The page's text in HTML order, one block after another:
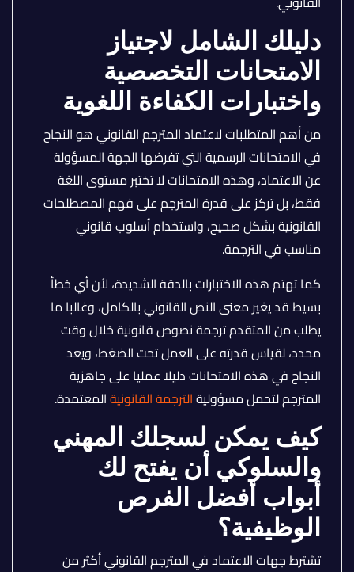
دليلك الشامل لاجتياز
الامتحانات التخصصية
واختبارات الكفاءة اللغوية
من أهم المتطلبات لاعتماد المترجم القانوني هو النجاح
في الامتحانات الرسمية التي تفرضها الجهة المسؤولة
عن الاعتماد، وهذه الامتحانات لا تختبر مستوى اللغة
فقط، بل تركز على قدرة المترجم على فهم المصطلحات
القانونية بشكل صحيح، واستخدام أسلوب قانوني
مناسب في الترجمة.
كما تهتم هذه الاختبارات بالدقة الشديدة، لأن أي خطأ
بسيط قد يغير معنى النص القانوني بالكامل، وغالبا ما
يطلب من المتقدم ترجمة نصوص قانونية خلال وقت
محدد، لقياس قدرته على العمل تحت الضغط، ويعد
النجاح في هذه الامتحانات دليلا عمليا على جاهزية
المترجم لتحمل مسؤوليةالترجمة القانونيةالمعتمدة.
كيف يمكن لسجلك المهني
والسلوكي أن يفتح لك
أبواب أفضل الفرص
الوظيفية؟
تشترط جهات الاعتماد في المترجم القانوني أكثر من